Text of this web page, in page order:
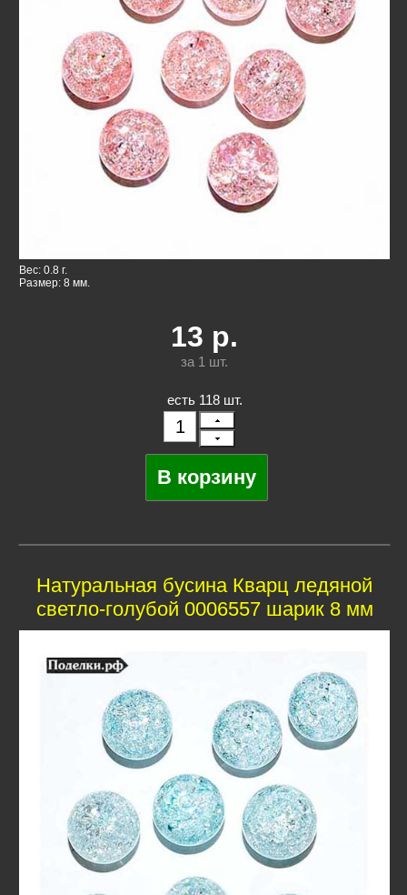
Вес: 0.8 г.
Размер: 8 мм.
13 р.
за 1 шт.
есть 118 шт.
Натуральная бусина Кварц ледяной
светло-голубой 0006557 шарик 8 мм